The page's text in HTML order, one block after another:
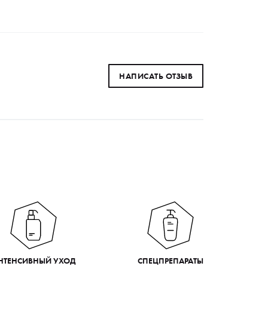
НАПИСАТЬ ОТЗЫВ
УХОД СПЕЦПРЕПАРАТЫ